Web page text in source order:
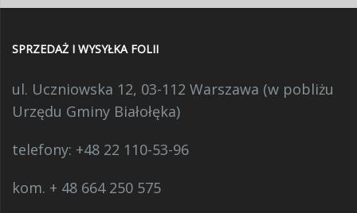
SPRZEDAŻ I WYSYŁKA FOLII
ul. Uczniowska 12, 03-112 Warszawa (w pobliżu
Urzędu Gminy Białołęka)
telefony: +48 22 110-53-96
kom. + 48 664 250 575